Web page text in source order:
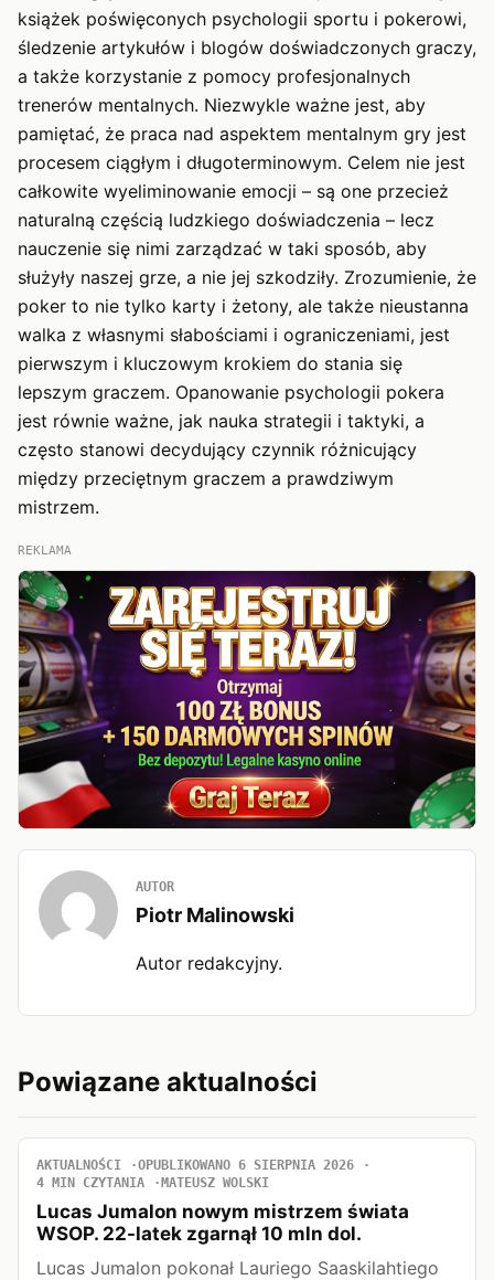
książek poświęconych psychologii sportu i pokerowi,
śledzenie artykułów i blogów doświadczonych graczy,
a także korzystanie z pomocy profesjonalnych
trenerów mentalnych. Niezwykle ważne jest, aby
pamiętać, że praca nad aspektem mentalnym gry jest
procesem ciągłym i długoterminowym. Celem nie jest
całkowite wyeliminowanie emocji – są one przecież
naturalną częścią ludzkiego doświadczenia – lecz
nauczenie się nimi zarządzać w taki sposób, aby
służyły naszej grze, a nie jej szkodziły. Zrozumienie, że
poker to nie tylko karty i żetony, ale także nieustanna
walka z własnymi słabościami i ograniczeniami, jest
pierwszym i kluczowym krokiem do stania się
lepszym graczem. Opanowanie psychologii pokera
jest równie ważne, jak nauka strategii i taktyki, a
często stanowi decydujący czynnik różnicujący
między przeciętnym graczem a prawdziwym
mistrzem.
REKLAMA
AUTOR
Piotr Malinowski
Autor redakcyjny.
Powiązane aktualności
AKTUALNOŚCI
OPUBLIKOWANO 6 SIERPNIA 2026
4 MIN CZYTANIA
MATEUSZ WOLSKI
Lucas Jumalon nowym mistrzem świata
WSOP. 22-latek zgarnął 10 mln dol.
Lucas Jumalon pokonał Lauriego Saaskilahtiego